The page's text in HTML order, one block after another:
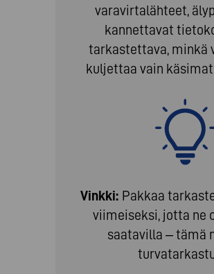
varavirtalähteet,
kannettavat
tarkastettava, minkä
kuljettaa vain
Vinkki: Pakkaa
viimeiseksi, jotta ne
saatavilla – tämä